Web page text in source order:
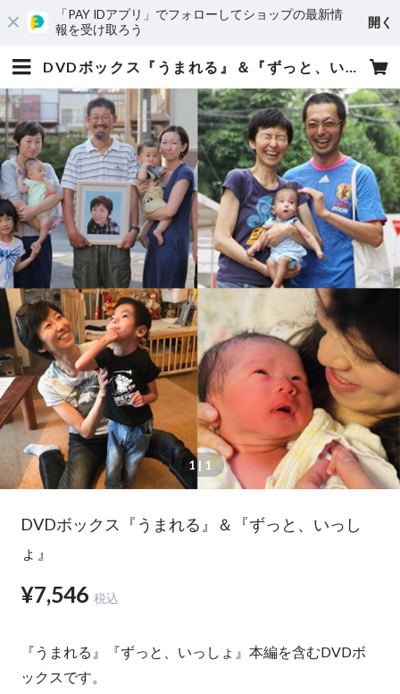
「PAY IDアプリ」でフォローしてショップの最新情
報を受け取ろう
開く
DVDボックス『うまれる』＆『ずっと、いっしょ』 | 【映画『うまれる』シリーズ】オンラインショップ
1 | 1
DVDボックス『うまれる』＆『ずっと、いっし
ょ』
¥7,546 税込
『うまれる』『ずっと、いっしょ』本編を含むDVDボ
ックスです。